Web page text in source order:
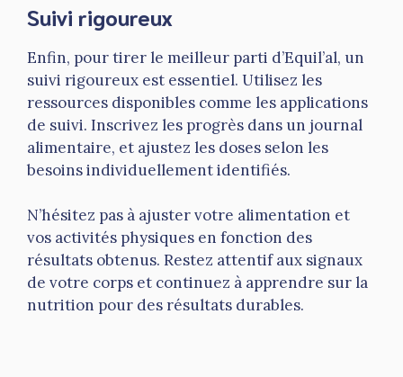
Suivi rigoureux
Enfin, pour tirer le meilleur parti d’Equil’al, un
suivi rigoureux est essentiel. Utilisez les
ressources disponibles comme les applications
de suivi. Inscrivez les progrès dans un journal
alimentaire, et ajustez les doses selon les
besoins individuellement identifiés.
N’hésitez pas à ajuster votre alimentation et
vos activités physiques en fonction des
résultats obtenus. Restez attentif aux signaux
de votre corps et continuez à apprendre sur la
nutrition pour des résultats durables.